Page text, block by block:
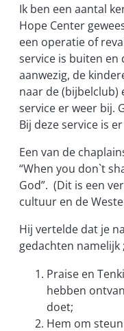
Ik ben een aantal
Hope Center
een operatie of
service is buiten en
aanwezig, de
naar de (bijbelclub)
service er weer bij.
Bij deze service is
Een van de
“When you don`t
God”. (Dit is een
cultuur en de
Hij vertelde dat je
gedachten namelijk ;
Praise en
hebben
doet;
Hem om